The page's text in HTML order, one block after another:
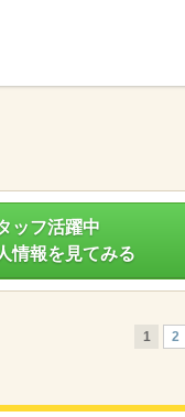
ッフ活躍中
情報を見てみる
1 2